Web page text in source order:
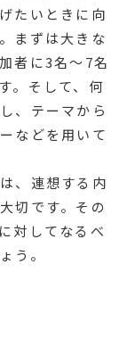
たいときに向
まずは大きな
者に3名〜7名
。そして、何
、テーマから
などを用いて
、連想する内
切です。その
対してなるべ
う。